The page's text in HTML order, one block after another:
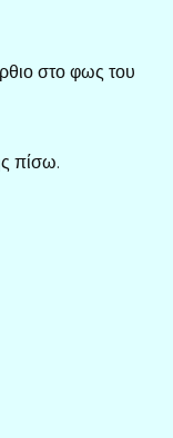
στο φως του
πίσω.